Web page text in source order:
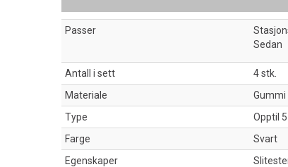
Passer
Sedan
Antall i sett
4 stk.
Materiale
Gummi
Type
Opptil
Farge
Svart
Egenskaper